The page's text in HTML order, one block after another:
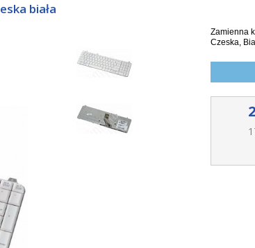
biała
Zamienna
Czeska,